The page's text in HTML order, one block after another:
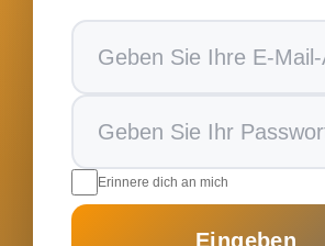
Erinnere dich an mich